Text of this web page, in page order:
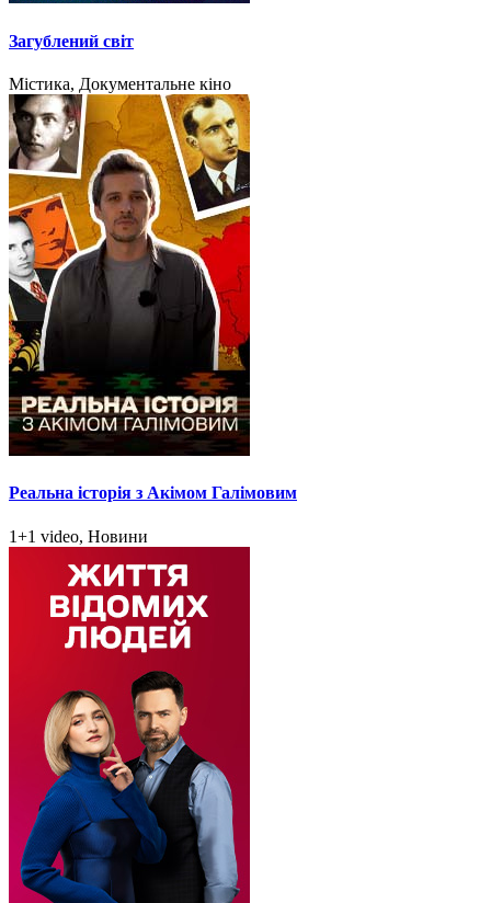
Загублений світ
Містика, Документальне кіно
Реальна історія з Акімом Галімовим
1+1 video, Новини